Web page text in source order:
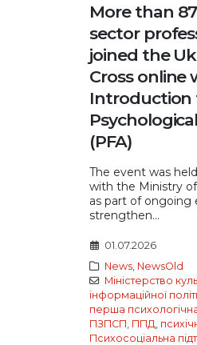
More than
sector
joined the
Cross online
Introduction
(PFA)
The event was
with the Ministry
as part of ongoing
strengthen...
01.07.2026
News, NewsOld
Міністерство
інформаційної
перша
ПЗПСП ППД
Психосоціальна